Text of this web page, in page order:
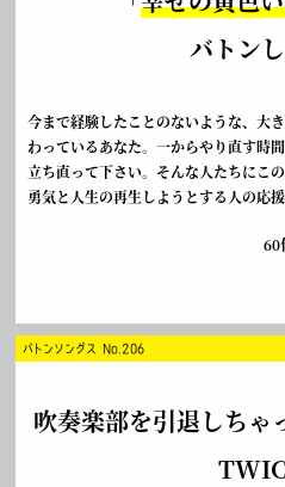
バトンし
今まで経験したことのないような、大
わっているあなた。一からやり直す時
立ち直って下さい。そんな人たちにこ
勇気と人生の再生しようとする人の応援
60
バトンソングス No.206
吹奏楽部を引退しちゃ